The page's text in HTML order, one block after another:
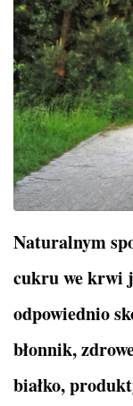
Naturalnym
cukru we krwi
odpowiednio
błonnik,
białko,